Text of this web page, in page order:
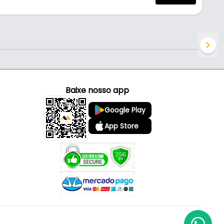
Baixe nosso app
Google Play
App Store